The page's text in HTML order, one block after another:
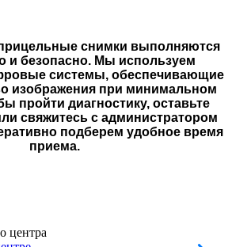
снимки выполняются
и безопасно. Мы используем
системы, обеспечивающие
изображения при минимальном
пройти диагностику, оставьте
свяжитесь с администратором
подберем удобное время
приема.
центра